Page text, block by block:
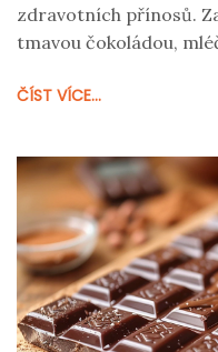
zdravotních přínosů.
tmavou čokoládou,
Poskytujeme také
množství a typ
zdraví.
ČÍST VÍCE...